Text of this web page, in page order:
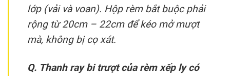
lớp (vải và voan). Hộp rèm bắt buộc phải
rộng từ 20cm – 22cm để kéo mở mượt
mà, không bị cọ xát.
Q. Thanh ray bi trượt của rèm xếp ly có